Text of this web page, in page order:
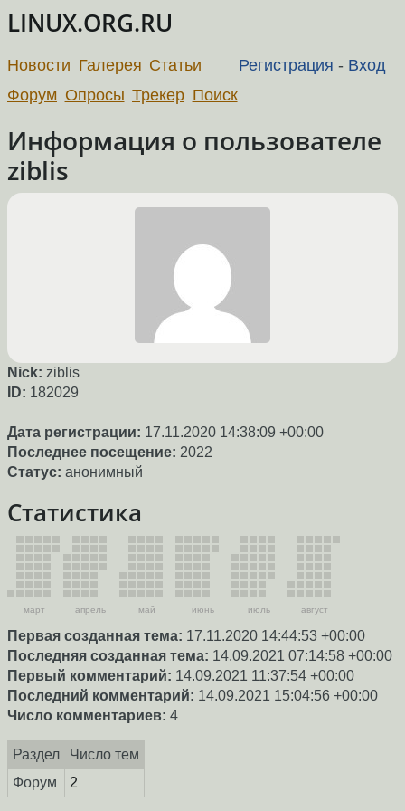
LINUX.ORG.RU
Регистрация - Вход
Новости Галерея Статьи
Форум Опросы Трекер Поиск
Информация о пользователе
ziblis
Nick: ziblis
ID: 182029
Дата регистрации: 17.11.2020 14:38:09 +00:00
Последнее посещение: 2022
Статус: анонимный
Статистика
март апрель май июнь июль август
Первая созданная тема: 17.11.2020 14:44:53 +00:00
Последняя созданная тема: 14.09.2021 07:14:58 +00:00
Первый комментарий: 14.09.2021 11:37:54 +00:00
Последний комментарий: 14.09.2021 15:04:56 +00:00
Число комментариев: 4
Раздел
Число тем
Форум
2